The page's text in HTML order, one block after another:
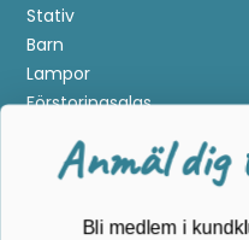
Stativ
Barn
Lampor
Förstoringsglas
Guider
Anmäl dig
Bli medlem i